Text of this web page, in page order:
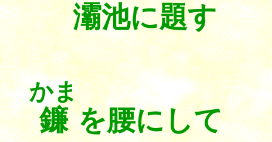
灞池に
鐮
かま
を腰にし